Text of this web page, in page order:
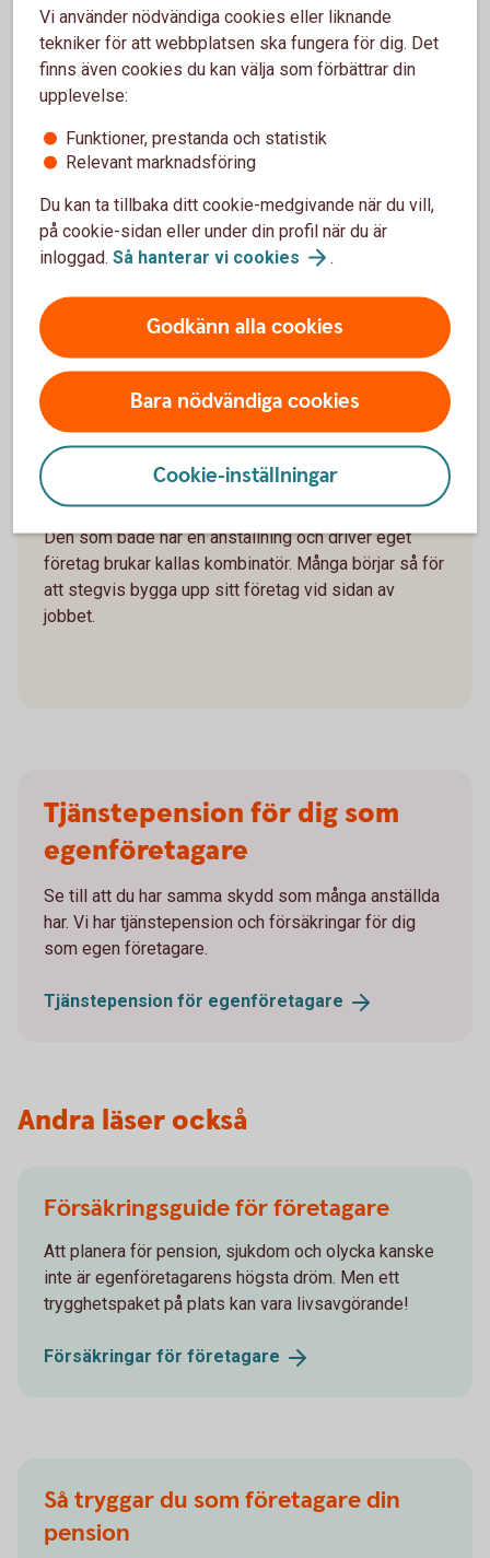
Måste arbetsgivaren godkänna att du
startar företag?
Det finns ingen generell rätt att gå ner i arbetstid för
att starta eget. Därför är det klokt att prata med din
arbetsgivare tidigt.
Företagande räknas ofta som en bisyssla och kan
behöva godkännas, särskilt om verksamheten:
- konkurrerar med arbetsgivaren
- riskerar att skapa en intressekonflikt
Vad innebär det att vara
kombinatör?
Den som både har en anställning och driver eget
företag brukar kallas kombinatör. Många börjar så för
att stegvis bygga upp sitt företag vid sidan av
jobbet.
Tjänstepension för dig som
egenföretagare
Se till att du har samma skydd som många anställda
har. Vi har tjänstepension och försäkringar för dig
som egen företagare.
Tjänstepension för egenföretagare
Andra läser också
Försäkringsguide för företagare
Att planera för pension, sjukdom och olycka kanske
inte är egenföretagarens högsta dröm. Men ett
trygghetspaket på plats kan vara livsavgörande!
Försäkringar för företagare
Så tryggar du som företagare din
pension
Vi använder nödvändiga cookies eller liknande
tekniker för att webbplatsen ska fungera för dig. Det
finns även cookies du kan välja som förbättrar din
upplevelse:
Funktioner, prestanda och statistik
Relevant marknadsföring
Du kan ta tillbaka ditt cookie-medgivande när du vill,
på cookie-sidan eller under din profil när du är
inloggad. Så hanterar vi cookies .
Godkänn alla cookies
Bara nödvändiga cookies
Cookie-inställningar